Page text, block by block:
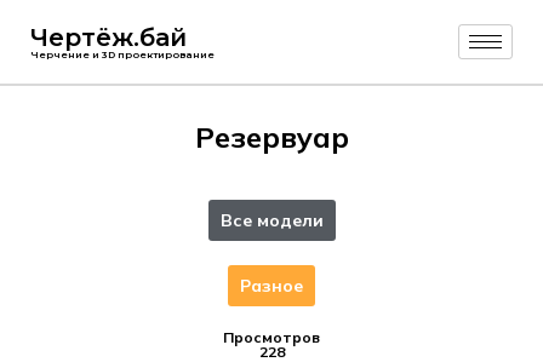
Чертёж.бай
Черчение и 3D проектирование
Резервуар
Все модели
Разное
Просмотров
228